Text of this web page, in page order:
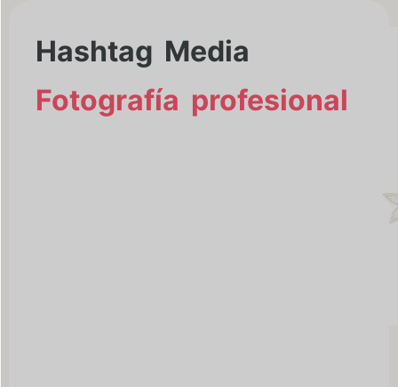
Hashtag Media
Fotografía profesional